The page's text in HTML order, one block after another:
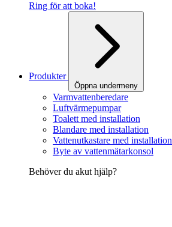
Ring för att boka!
Produkter
Öppna undermeny
Varmvattenberedare
Luftvärmepumpar
Toalett med installation
Blandare med installation
Vattenutkastare med installation
Byte av vattenmätarkonsol
Behöver du akut hjälp?